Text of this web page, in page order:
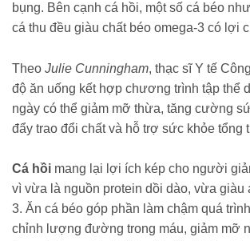
bụng. Bên cạnh cá hồi, một số cá béo
cá thu đều giàu chất béo omega-3 có lợi
Theo Julie Cunningham, thạc sĩ Y tế
độ ăn uống kết hợp chương trình tập thể
ngày có thể giảm mỡ thừa, tăng cường
đẩy trao đổi chất và hỗ trợ sức khỏe tổng
Cá hồi mang lại lợi ích kép cho người
vì vừa là nguồn protein dồi dào, vừa giàu
3. Ăn cá béo góp phần làm chậm quá
chỉnh lượng đường trong máu, giảm mỡ